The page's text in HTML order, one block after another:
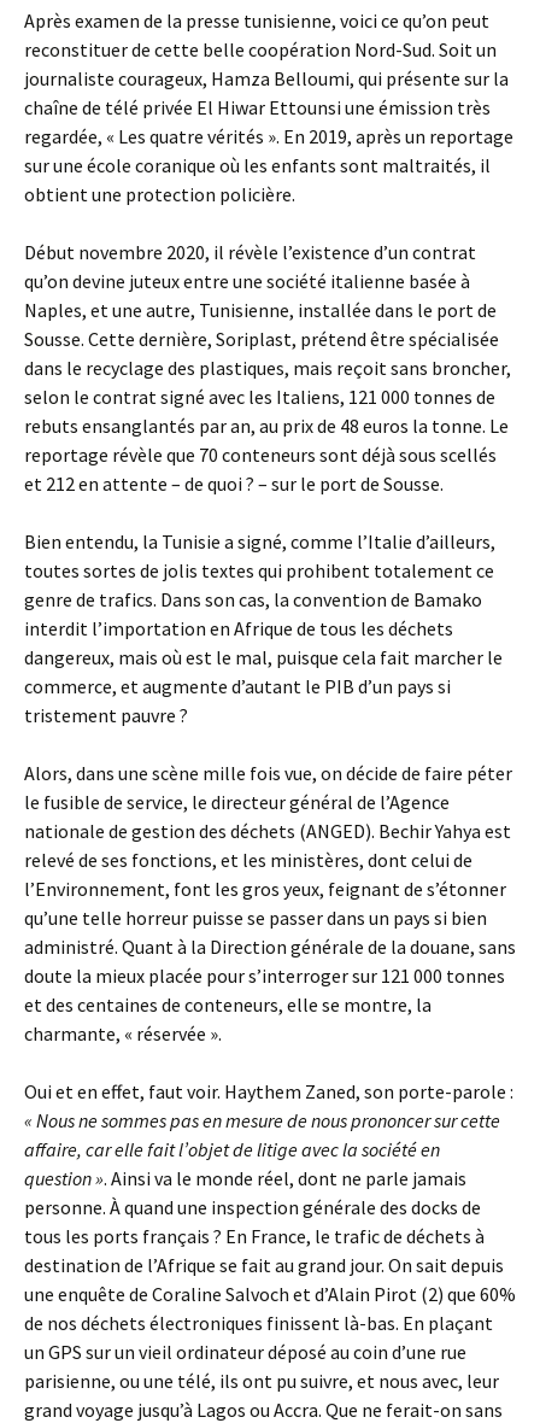
Après examen de la presse tunisienne, voici ce qu’on peut
reconstituer de cette belle coopération Nord-Sud. Soit un
journaliste courageux, Hamza Belloumi, qui présente sur la
chaîne de télé privée El Hiwar Ettounsi une émission très
regardée, « Les quatre vérités ». En 2019, après un reportage
sur une école coranique où les enfants sont maltraités, il
obtient une protection policière.
Début novembre 2020, il révèle l’existence d’un contrat
qu’on devine juteux entre une société italienne basée à
Naples, et une autre, Tunisienne, installée dans le port de
Sousse. Cette dernière, Soriplast, prétend être spécialisée
dans le recyclage des plastiques, mais reçoit sans broncher,
selon le contrat signé avec les Italiens, 121 000 tonnes de
rebuts ensanglantés par an, au prix de 48 euros la tonne. Le
reportage révèle que 70 conteneurs sont déjà sous scellés
et 212 en attente – de quoi ? – sur le port de Sousse.
Bien entendu, la Tunisie a signé, comme l’Italie d’ailleurs,
toutes sortes de jolis textes qui prohibent totalement ce
genre de trafics. Dans son cas, la convention de Bamako
interdit l’importation en Afrique de tous les déchets
dangereux, mais où est le mal, puisque cela fait marcher le
commerce, et augmente d’autant le PIB d’un pays si
tristement pauvre ?
Alors, dans une scène mille fois vue, on décide de faire péter
le fusible de service, le directeur général de l’Agence
nationale de gestion des déchets (ANGED). Bechir Yahya est
relevé de ses fonctions, et les ministères, dont celui de
l’Environnement, font les gros yeux, feignant de s’étonner
qu’une telle horreur puisse se passer dans un pays si bien
administré. Quant à la Direction générale de la douane, sans
doute la mieux placée pour s’interroger sur 121 000 tonnes
et des centaines de conteneurs, elle se montre, la
charmante, « réservée ».
Oui et en effet, faut voir. Haythem Zaned, son porte-parole :
« Nous ne sommes pas en mesure de nous prononcer sur cette
affaire, car elle fait l’objet de litige avec la société en
question ». Ainsi va le monde réel, dont ne parle jamais
personne. À quand une inspection générale des docks de
tous les ports français ? En France, le trafic de déchets à
destination de l’Afrique se fait au grand jour. On sait depuis
une enquête de Coraline Salvoch et d’Alain Pirot (2) que 60%
de nos déchets électroniques finissent là-bas. En plaçant
un GPS sur un vieil ordinateur déposé au coin d’une rue
parisienne, ou une télé, ils ont pu suivre, et nous avec, leur
grand voyage jusqu’à Lagos ou Accra. Que ne ferait-on sans